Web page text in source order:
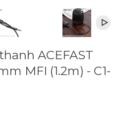
ACEFAST
MFI (1.2m) - C1-